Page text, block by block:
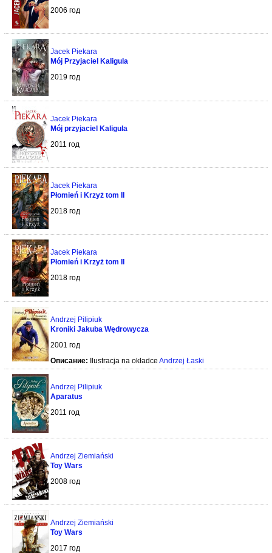
2006 год
Jacek Piekara
Mój Przyjaciel Kaligula
2019 год
Jacek Piekara
Mój przyjaciel Kaligula
2011 год
Jacek Piekara
Płomień i Krzyż tom II
2018 год
Jacek Piekara
Płomień i Krzyż tom II
2018 год
Andrzej Pilipiuk
Kroniki Jakuba Wędrowycza
2001 год
Описание: Ilustracja na okładce Andrzej Łaski
Andrzej Pilipiuk
Aparatus
2011 год
Andrzej Ziemiański
Toy Wars
2008 год
Andrzej Ziemiański
Toy Wars
2017 год